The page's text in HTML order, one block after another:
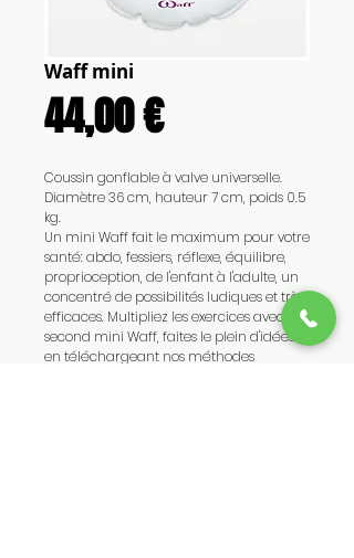
Waff mini
44,00 €Prix
Coussin gonflable à valve universelle.
Diamètre 36 cm, hauteur 7 cm, poids 0.5
kg.
Un mini Waff fait le maximum pour votre
santé: abdo, fessiers, réflexe, équilibre,
proprioception, de l'enfant à l'adulte, un
concentré de possibilités ludiques et très
efficaces. Multipliez les exercices avec un
second mini Waff, faites le plein d'idées
en téléchargeant nos méthodes